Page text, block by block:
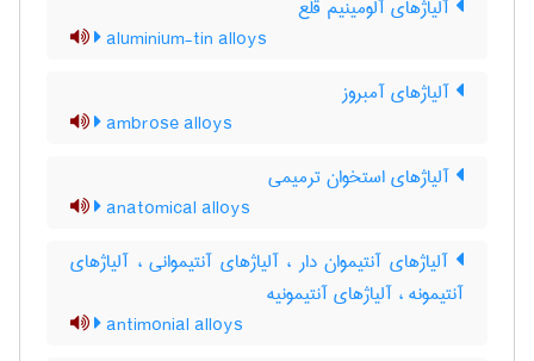
آلیاژهای آلومینیم قلع
aluminium-tin alloys
آلیاژهای آمبروز
ambrose alloys
آلیاژهای استخوان ترمیمی
anatomical alloys
آلیاژهای آنتیموان دار ، آلیاژهای آنتیموانی ، آلیاژهای
آنتیمونه ، آلیاژهای آنتیمونیه
antimonial alloys